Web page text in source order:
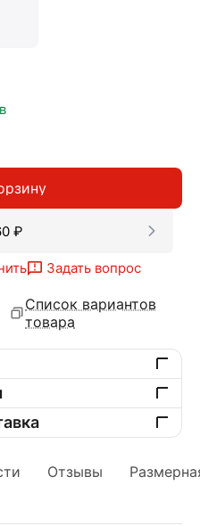
₽
Задать вопрос
Список вариантов
товара
Отзывы